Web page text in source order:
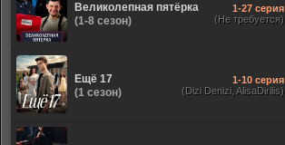
Великолепная пятёрка
(1-8 сезон)
1-27 серия
(Не требуется)
Ещё 17
(1 сезон)
1-10 серия
(Dizi Denizi, AlisaDirilis)